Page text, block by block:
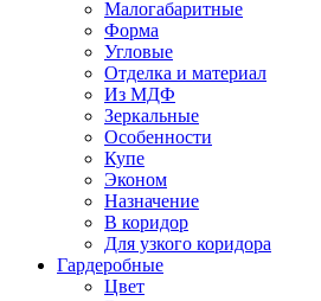
Малогабаритные
Форма
Угловые
Отделка и материал
Из МДФ
Зеркальные
Особенности
Купе
Эконом
Назначение
В коридор
Для узкого коридора
Гардеробные
Цвет